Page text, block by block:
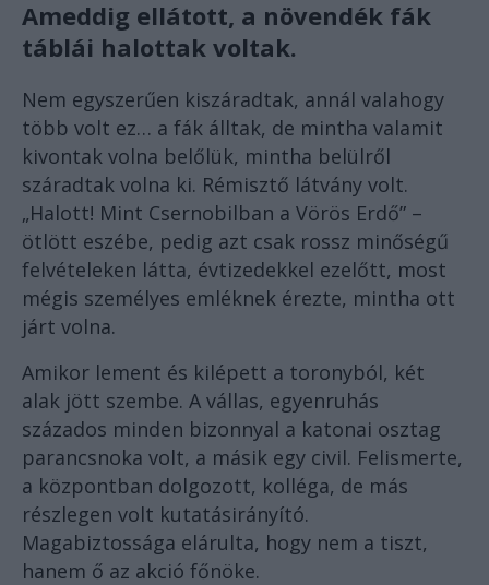
Ameddig ellátott, a növendék fák
táblái halottak voltak.
Nem egyszerűen kiszáradtak, annál valahogy
több volt ez… a fák álltak, de mintha valamit
kivontak volna belőlük, mintha belülről
száradtak volna ki. Rémisztő látvány volt.
„Halott! Mint Csernobilban a Vörös Erdő” –
ötlött eszébe, pedig azt csak rossz minőségű
felvételeken látta, évtizedekkel ezelőtt, most
mégis személyes emléknek érezte, mintha ott
járt volna.
Amikor lement és kilépett a toronyból, két
alak jött szembe. A vállas, egyenruhás
százados minden bizonnyal a katonai osztag
parancsnoka volt, a másik egy civil. Felismerte,
a központban dolgozott, kolléga, de más
részlegen volt kutatásirányító.
Magabiztossága elárulta, hogy nem a tiszt,
hanem ő az akció főnöke.